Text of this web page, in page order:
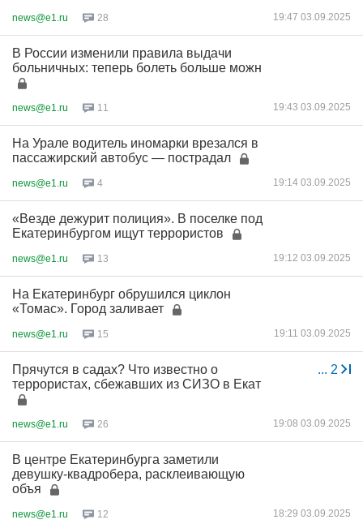
news@e1.ru 28 19:47 03.09.2025
В России изменили правила выдачи
больничных: теперь болеть больше можн
news@e1.ru 11 19:43 03.09.2025
На Урале водитель иномарки врезался в
пассажирский автобус — пострадал
news@e1.ru 4 19:14 03.09.2025
«Везде дежурит полиция». В поселке под
Екатеринбургом ищут террористов
news@e1.ru 13 19:12 03.09.2025
На Екатеринбург обрушился циклон
«Томас». Город заливает
news@e1.ru 15 19:11 03.09.2025
... 2
Прячутся в садах? Что известно о
террористах, сбежавших из СИЗО в Екат
news@e1.ru 26 19:08 03.09.2025
В центре Екатеринбурга заметили
девушку-квадробера, расклеивающую
объя
news@e1.ru 12 18:29 03.09.2025